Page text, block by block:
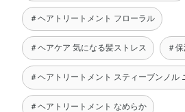
＃ヘアトリートメント フローラル
＃ヘアケア 気になる髪ストレス ＃
＃ヘアトリートメント スティーブンノル
＃ヘアトリートメント なめらか